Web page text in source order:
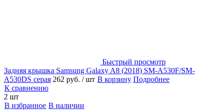
Быстрый просмотр
Задняя крышка Samsung Galaxy A8 (2018) SM-A530F/SM-
A530DS серая 262 руб. / шт В корзину Подробнее
К сравнению
2 шт
В избранное В наличии